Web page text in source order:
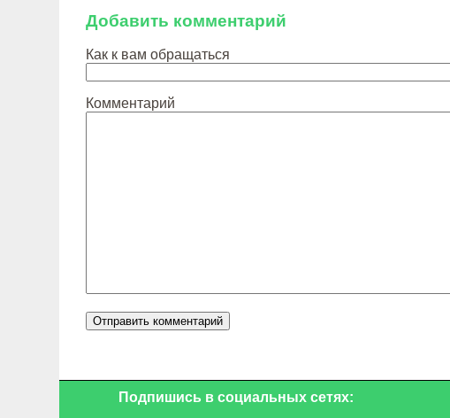
Добавить комментарий
Как к вам обращаться
Комментарий
Подпишись в социальных сетях: